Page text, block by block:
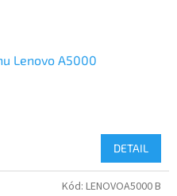
Lenovo A5000
DETAIL
Kód: LENOVOA5000 B